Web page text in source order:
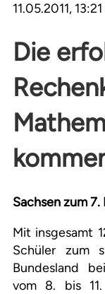
11.05.2011,
Die
Sachsen zum
Mit insgesamt
Schüler zum
Bundesland
vom 8. bis